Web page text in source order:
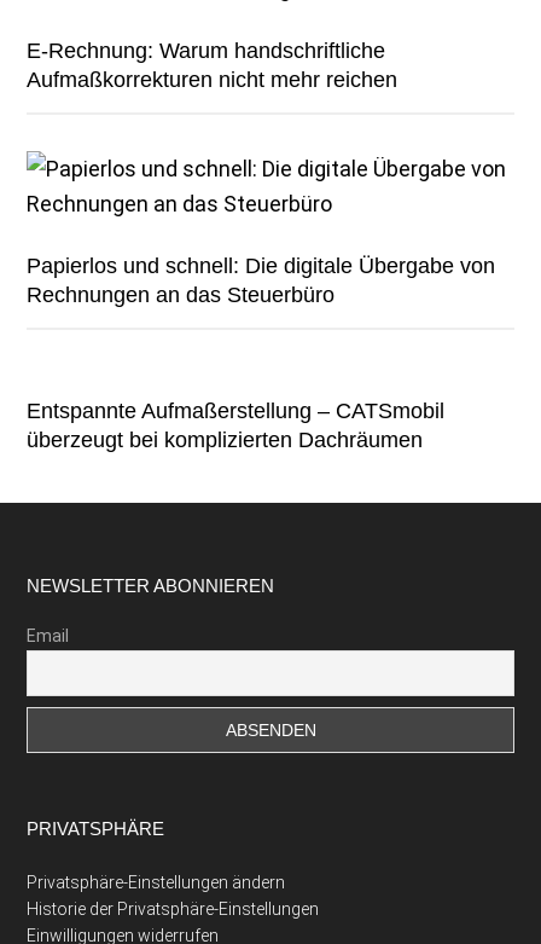
E-Rechnung: Warum handschriftliche
Aufmaßkorrekturen nicht mehr reichen
Papierlos und schnell: Die digitale Übergabe von
Rechnungen an das Steuerbüro
Entspannte Aufmaßerstellung – CATSmobil
überzeugt bei komplizierten Dachräumen
Footer
NEWSLETTER ABONNIEREN
Email
PRIVATSPHÄRE
Privatsphäre-Einstellungen ändern
Historie der Privatsphäre-Einstellungen
Einwilligungen widerrufen